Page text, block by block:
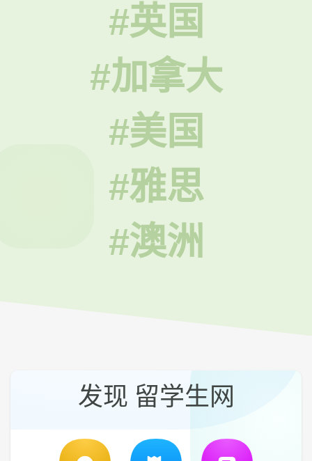
#英国
#加拿大
#美国
#雅思
#澳洲
发现 留学生网